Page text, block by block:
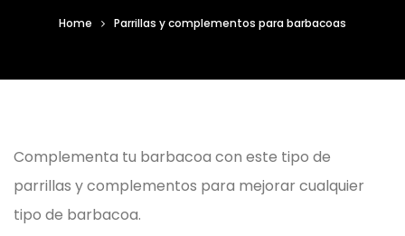
Home Parrillas y complementos para barbacoas
Complementa tu barbacoa con este tipo de
parrillas y complementos para mejorar cualquier
tipo de barbacoa.